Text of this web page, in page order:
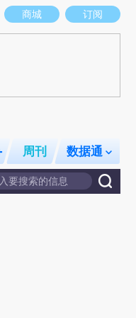
代表财新观点和立场。推荐点
商城 订阅
周刊 数据通